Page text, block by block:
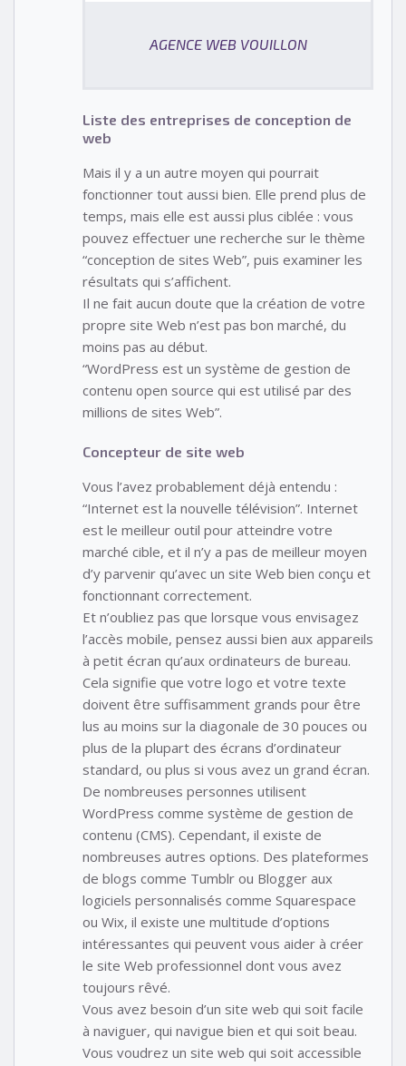
AGENCE WEB VOUILLON
Liste des entreprises de conception de
web
Mais il y a un autre moyen qui pourrait
fonctionner tout aussi bien. Elle prend plus de
temps, mais elle est aussi plus ciblée : vous
pouvez effectuer une recherche sur le thème
“conception de sites Web”, puis examiner les
résultats qui s’affichent.
Il ne fait aucun doute que la création de votre
propre site Web n’est pas bon marché, du
moins pas au début.
“WordPress est un système de gestion de
contenu open source qui est utilisé par des
millions de sites Web”.
Concepteur de site web
Vous l’avez probablement déjà entendu :
“Internet est la nouvelle télévision”. Internet
est le meilleur outil pour atteindre votre
marché cible, et il n’y a pas de meilleur moyen
d’y parvenir qu’avec un site Web bien conçu et
fonctionnant correctement.
Et n’oubliez pas que lorsque vous envisagez
l’accès mobile, pensez aussi bien aux appareils
à petit écran qu’aux ordinateurs de bureau.
Cela signifie que votre logo et votre texte
doivent être suffisamment grands pour être
lus au moins sur la diagonale de 30 pouces ou
plus de la plupart des écrans d’ordinateur
standard, ou plus si vous avez un grand écran.
De nombreuses personnes utilisent
WordPress comme système de gestion de
contenu (CMS). Cependant, il existe de
nombreuses autres options. Des plateformes
de blogs comme Tumblr ou Blogger aux
logiciels personnalisés comme Squarespace
ou Wix, il existe une multitude d’options
intéressantes qui peuvent vous aider à créer
le site Web professionnel dont vous avez
toujours rêvé.
Vous avez besoin d’un site web qui soit facile
à naviguer, qui navigue bien et qui soit beau.
Vous voudrez un site web qui soit accessible